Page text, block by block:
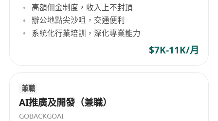
高額佣金制度，收入上不封頂
辦公地點尖沙咀，交通便利
系統化行業培訓，深化專業能力
$7K-11K/月
兼職
AI推廣及開發（兼職）
GOBACKGOAI